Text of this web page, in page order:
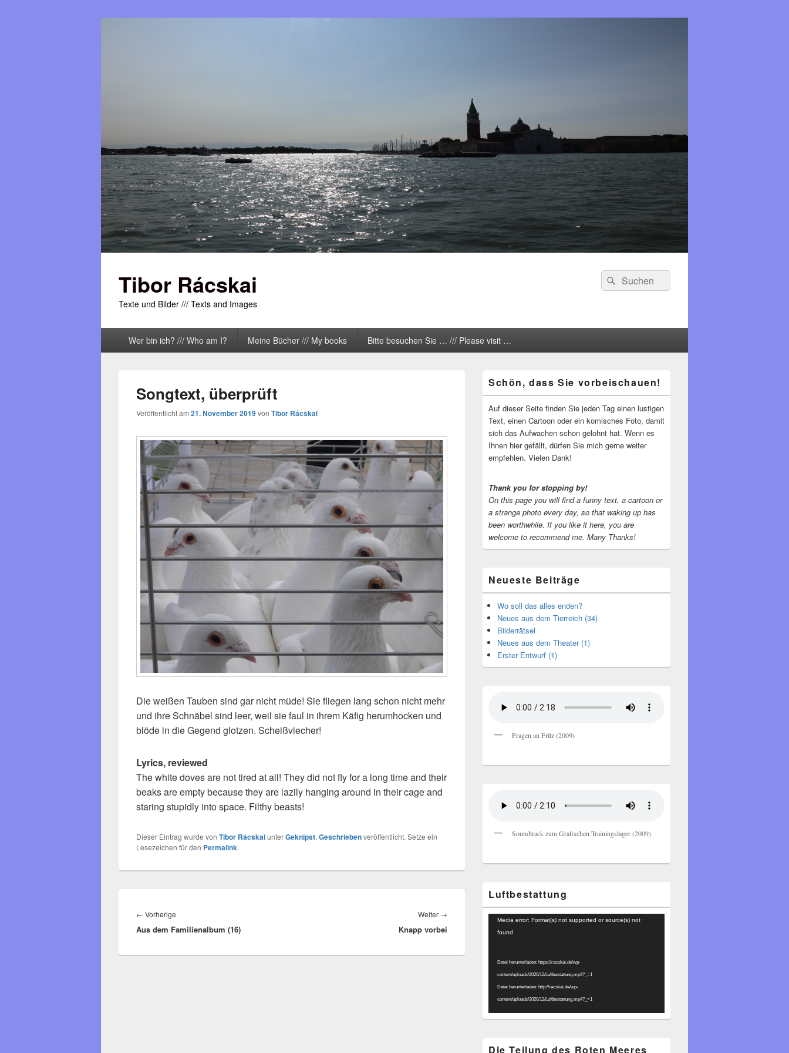
Tibor Rácskai
Texte und Bilder /// Texts and Images
Suchen
nach:
Suchen
Wer bin ich? /// Who am I? Meine Bücher /// My books Bitte besuchen Sie … /// Please visit …
Songtext, überprüft
Veröffentlicht am 21. November 2019von Tibor Rácskai
Die weißen Tauben sind gar nicht müde! Sie fliegen lang schon nicht mehr
und ihre Schnäbel sind leer, weil sie faul in ihrem Käfig herumhocken und
blöde in die Gegend glotzen. Scheißviecher!
Lyrics, reviewed
The white doves are not tired at all! They did not fly for a long time and their
beaks are empty because they are lazily hanging around in their cage and
staring stupidly into space. Filthy beasts!
Dieser Eintrag wurde von Tibor RácskaiunterGeknipst, Geschriebenveröffentlicht. Setze ein
Lesezeichen für den Permalink.
← Vorherige
Beitrag:
Aus dem Familienalbum (16)
Weiter →
Knapp vorbei
Seitenleisten-
Widgetbereich
Schön, dass Sie vorbeischauen!
Auf dieser Seite finden Sie jeden Tag einen lustigen
Text, einen Cartoon oder ein komisches Foto, damit
sich das Aufwachen schon gelohnt hat. Wenn es
Ihnen hier gefällt, dürfen Sie mich gerne weiter
empfehlen. Vielen Dank!
Thank you for stopping by!
On this page you will find a funny text, a cartoon or
a strange photo every day, so that waking up has
been worthwhile. If you like it here, you are
welcome to recommend me. Many Thanks!
Neueste Beiträge
Wo soll das alles enden?
Neues aus dem Tierreich (34)
Bilderrätsel
Neues aus dem Theater (1)
Erster Entwurf (1)
Fragen an Fritz (2009)
Soundtrack zum Grafischen Trainingslager (2009)
Luftbestattung
Video-
Player
Media error: Format(s) not supported or source(s) not
found
Datei herunterladen: https://racskai.de/wp-
content/uploads/2020/12/Luftbestattung.mp4?_=1
Datei herunterladen: http://racskai.de/wp-
content/uploads/2020/12/Luftbestattung.mp4?_=1
Die Teilung des Roten Meeres